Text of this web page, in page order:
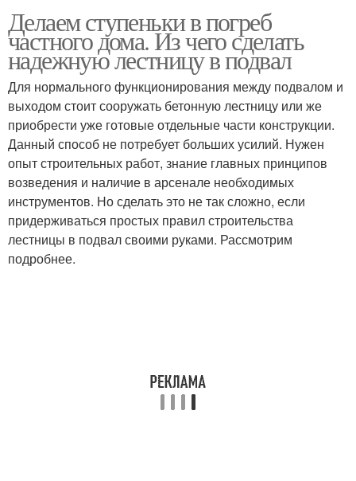
Лестницы в погреб Лестницы для погреба
Маршевая лестница Винтовая лестница
Лестница из
профильной трубы
Самодельная лестница
Делаем ступеньки в погреб
частного дома. Из чего сделать
надежную лестницу в подвал
Для нормального функционирования между подвалом и
выходом стоит сооружать бетонную лестницу или же
приобрести уже готовые отдельные части конструкции.
Данный способ не потребует больших усилий. Нужен
опыт строительных работ, знание главных принципов
возведения и наличие в арсенале необходимых
инструментов. Но сделать это не так сложно, если
придерживаться простых правил строительства
лестницы в подвал своими руками. Рассмотрим
подробнее.